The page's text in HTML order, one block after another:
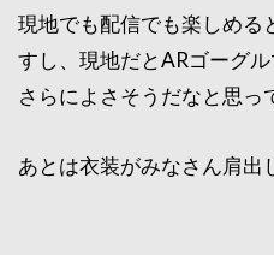
現地でも配信でも楽しめる
すし、現地だとARゴーグ
さらによさそうだなと思っ
あとは衣装がみなさん肩出